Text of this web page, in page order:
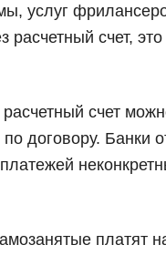
услуг
счет,
счет
договору. Банки
платят